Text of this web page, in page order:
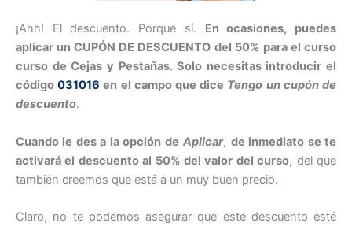
¡Ahh! El descuento. Porque sí. En ocasiones, puedes
aplicar un CUPÓN DE DESCUENTO del 50% para el curso
curso de Cejas y Pestañas. Solo necesitas introducir el
código031016 en el campo que dice Tengo un cupón de
descuento.
Cuando le des a la opción de Aplicar, de inmediato se te
activará el descuento al 50% del valor del curso, del que
también creemos que está a un muy buen precio.
Claro, no te podemos asegurar que este descuento esté